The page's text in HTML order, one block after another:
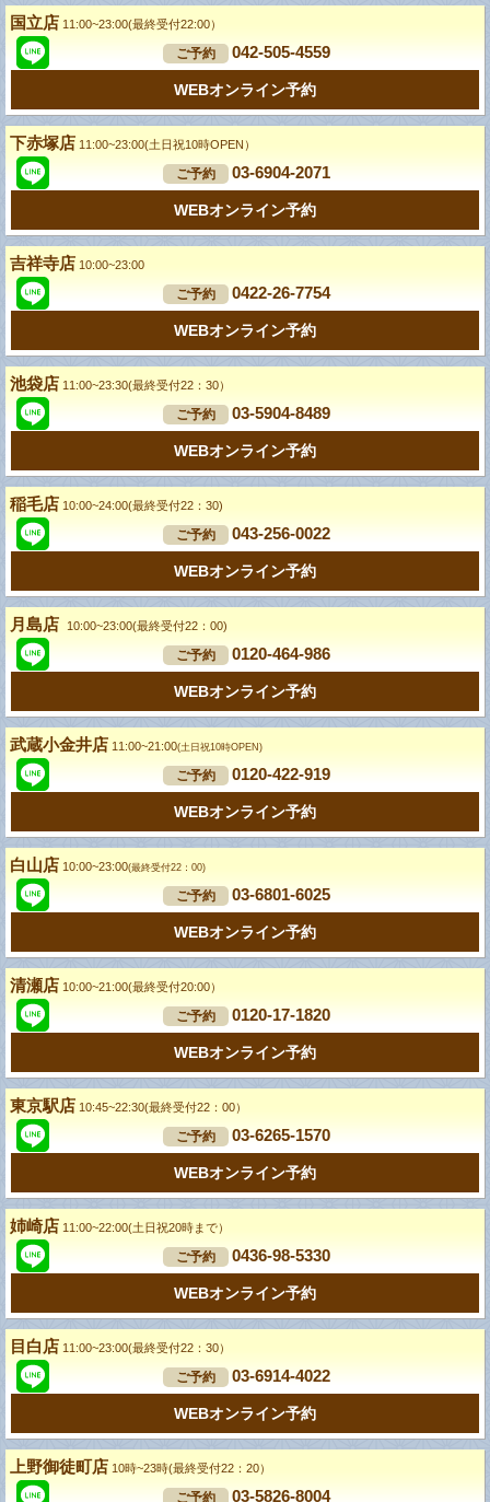
国立店 11:00~23:00(最終受付22:00）
ご予約 042-505-4559
WEBオンライン予約
下赤塚店 11:00~23:00(土日祝10時OPEN）
ご予約 03-6904-2071
WEBオンライン予約
吉祥寺店 10:00~23:00
ご予約 0422-26-7754
WEBオンライン予約
池袋店 11:00~23:30(最終受付22：30）
ご予約 03-5904-8489
WEBオンライン予約
稲毛店 10:00~24:00(最終受付22：30)
ご予約 043-256-0022
WEBオンライン予約
月島店 10:00~23:00(最終受付22：00)
ご予約 0120-464-986
WEBオンライン予約
武蔵小金井店 11:00~21:00(土日祝10時OPEN)
ご予約 0120-422-919
WEBオンライン予約
白山店 10:00~23:00(最終受付22：00)
ご予約 03-6801-6025
WEBオンライン予約
清瀬店 10:00~21:00(最終受付20:00）
ご予約 0120-17-1820
WEBオンライン予約
東京駅店 10:45~22:30(最終受付22：00）
ご予約 03-6265-1570
WEBオンライン予約
姉崎店 11:00~22:00(土日祝20時まで）
ご予約 0436-98-5330
WEBオンライン予約
目白店 11:00~23:00(最終受付22：30）
ご予約 03-6914-4022
WEBオンライン予約
上野御徒町店 10時~23時(最終受付22：20）
ご予約 03-5826-8004